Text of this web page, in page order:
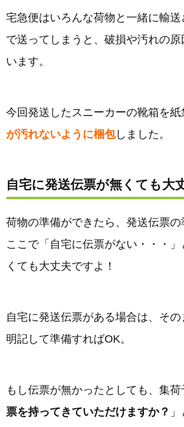
宅急便はいろんな荷物と一緒に輸
で送ってしまうと、破損や汚れの原
います。
今回発送したスニーカーの靴箱を紙
が汚れないように梱包しました。
自宅に発送伝票が無くても大
荷物の準備ができたら、発送伝票の
ここで「自宅に伝票がない・・・
くても大丈夫ですよ！
自宅に発送伝票がある場合は、そ
明記して準備すればOK。
もし伝票が無かったとしても、集荷
票を持ってきていただけますか？